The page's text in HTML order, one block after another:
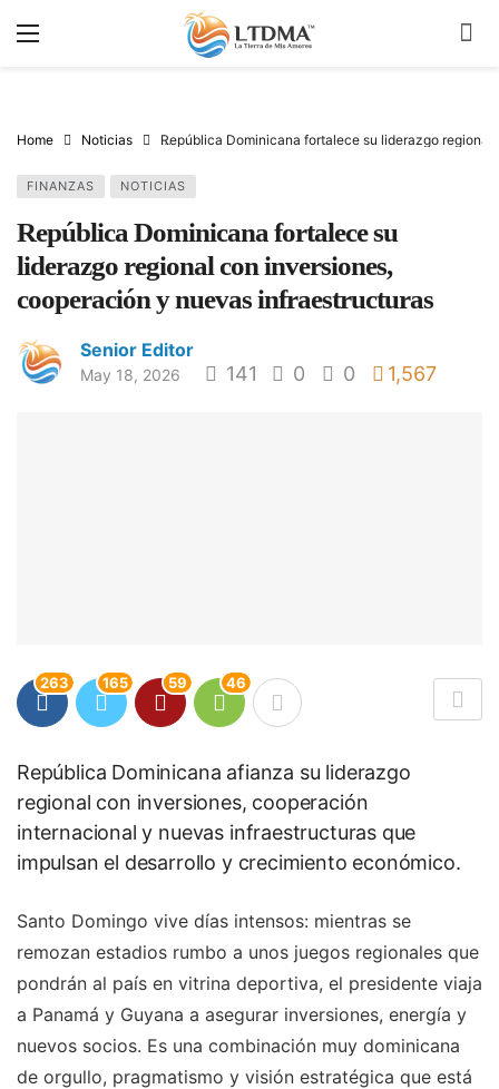
Home Noticias República Dominicana fortalece su liderazgo
FINANZAS NOTICIAS
República Dominicana fortalece su
liderazgo regional con inversiones,
cooperación y nuevas infraestructuras
Senior Editor
May 18, 2026 141 0 0 1,567
263 165 59 46
República Dominicana afianza su liderazgo
regional con inversiones, cooperación
internacional y nuevas infraestructuras que
impulsan el desarrollo y crecimiento económico.
Santo Domingo vive días intensos: mientras se
remozan estadios rumbo a unos juegos regionales que
pondrán al país en vitrina deportiva, el presidente viaja
a Panamá y Guyana a asegurar inversiones, energía y
nuevos socios. Es una combinación muy dominicana
de orgullo, pragmatismo y visión estratégica que está